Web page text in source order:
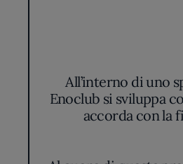
All’interno di uno
Enoclub si sviluppa
accorda con la